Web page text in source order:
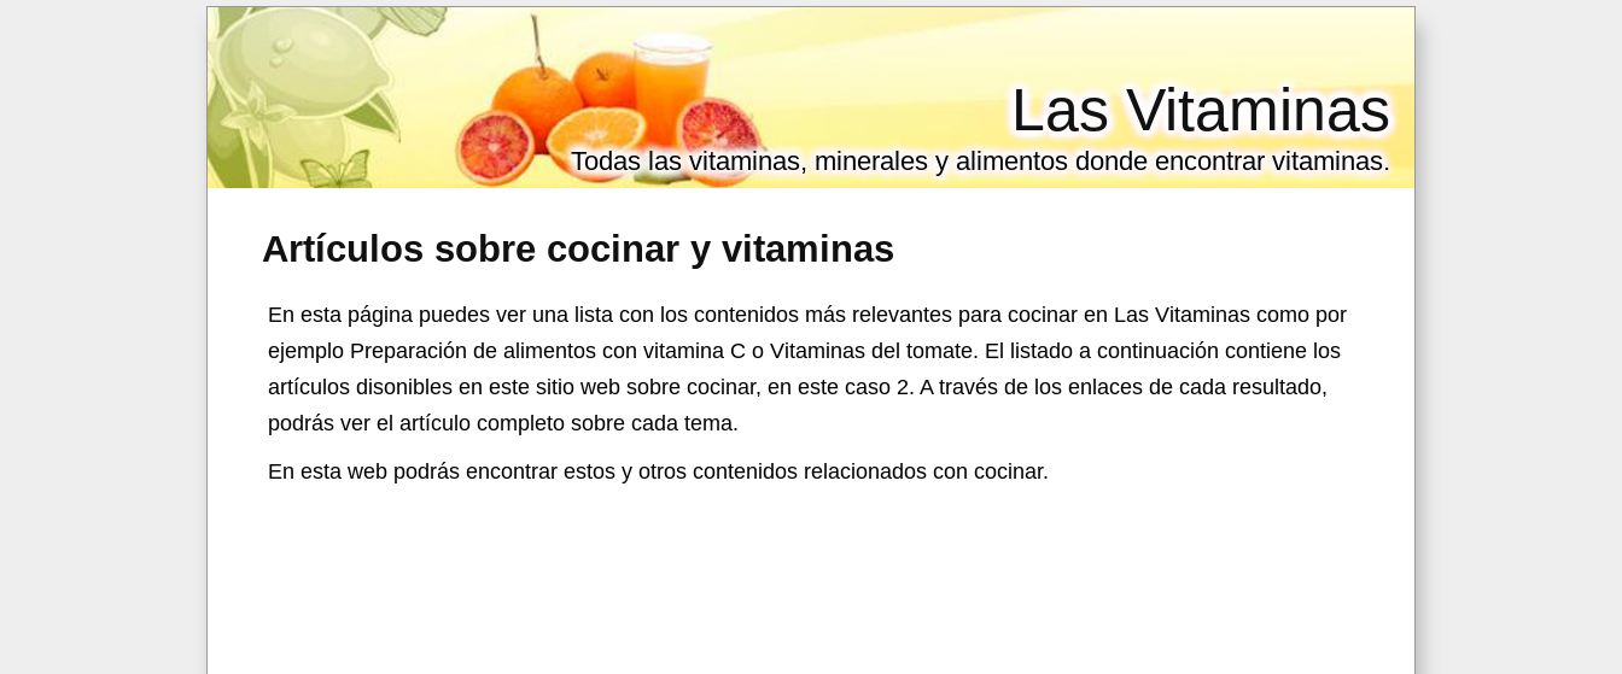
Artículos sobre cocinar y vitaminas
Las Vitaminas
Todas las vitaminas, minerales y alimentos donde encontrar vitaminas.
En esta página puedes ver una lista con los contenidos más relevantes para cocinar en Las Vitaminas como por
ejemplo Preparación de alimentos con vitamina C o Vitaminas del tomate. El listado a continuación contiene los
artículos disonibles en este sitio web sobre cocinar, en este caso 2. A través de los enlaces de cada resultado,
podrás ver el artículo completo sobre cada tema.
En esta web podrás encontrar estos y otros contenidos relacionados con cocinar.